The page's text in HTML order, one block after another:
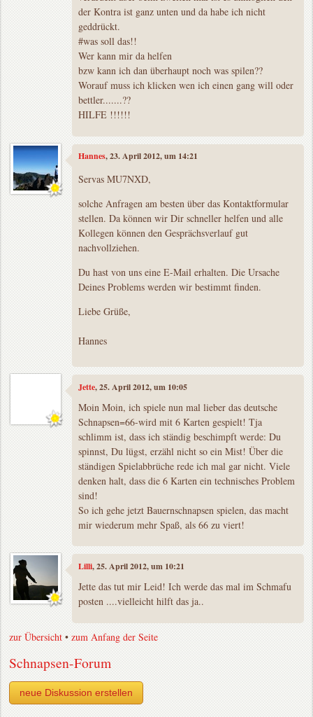
der Kontra ist ganz unten und da habe ich nicht
geddrückt.
#was soll das!!
Wer kann mir da helfen
bzw kann ich dan überhaupt noch was spilen??
Worauf muss ich klicken wen ich einen gang will oder
bettler.......??
HILFE !!!!!!
Hannes, 23. April 2012, um 14:21
Servas MU7NXD,
solche Anfragen am besten über das Kontaktformular
stellen. Da können wir Dir schneller helfen und alle
Kollegen können den Gesprächsverlauf gut
nachvollziehen.
Du hast von uns eine E-Mail erhalten. Die Ursache
Deines Problems werden wir bestimmt finden.
Liebe Grüße,
Hannes
Jette, 25. April 2012, um 10:05
Moin Moin, ich spiele nun mal lieber das deutsche
Schnapsen=66-wird mit 6 Karten gespielt! Tja
schlimm ist, dass ich ständig beschimpft werde: Du
spinnst, Du lügst, erzähl nicht so ein Mist! Über die
ständigen Spielabbrüche rede ich mal gar nicht. Viele
denken halt, dass die 6 Karten ein technisches Problem
sind!
So ich gehe jetzt Bauernschnapsen spielen, das macht
mir wiederum mehr Spaß, als 66 zu viert!
Lilli, 25. April 2012, um 10:21
Jette das tut mir Leid! Ich werde das mal im Schmafu
posten ....vielleicht hilft das ja..
zur Übersicht •zum Anfang der Seite
Schnapsen-Forum
neue Diskussion erstellen